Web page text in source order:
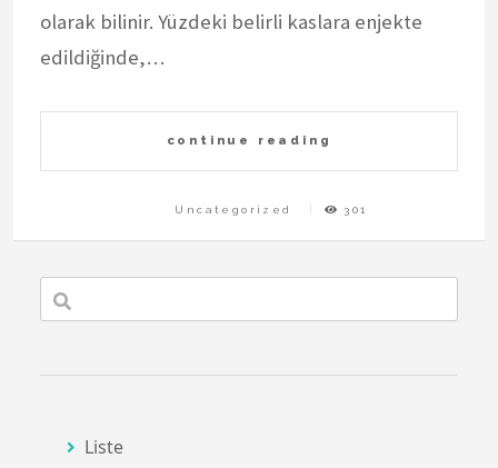
olarak bilinir. Yüzdeki belirli kaslara enjekte
edildiğinde,…
continue reading
Uncategorized 301
Liste